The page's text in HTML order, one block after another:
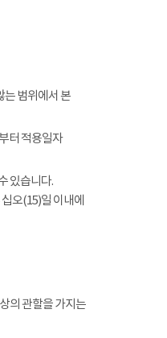
범위에서 본
터 적용일자
있습니다.
오(15)일 이내에
의 관할을 가지는